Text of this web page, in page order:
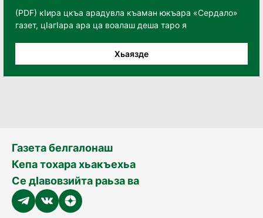
(PDF) кӀира цкъа арадувла къаман юкъара «Сердало»
газет, цӀагӀара ара ца воалаш деша таро я
Хьаязде
Газета белгалонаш
Кепа тохара хьакъехьа
Се дӀавовзийта раьза ва